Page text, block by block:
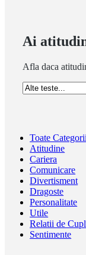
Ai
Afla daca
Toate
Atitudine
Cariera
Comunicare
Divertisment
Dragoste
Personalitate
Utile
Relatii de
Sentimente